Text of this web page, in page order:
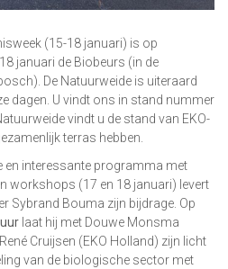
(15-18 januari) is op
januari de Biobeurs (in de
De Natuurweide is uiteraard
dagen. U vindt ons in stand nummer
vindt u de stand van EKO-
terras hebben.
en interessante programma met
workshops (17 en 18 januari) levert
Sybrand Bouma zijn bijdrage. Op
laat hij met Douwe Monsma
Cruijsen (EKO Holland) zijn licht
van de biologische sector met